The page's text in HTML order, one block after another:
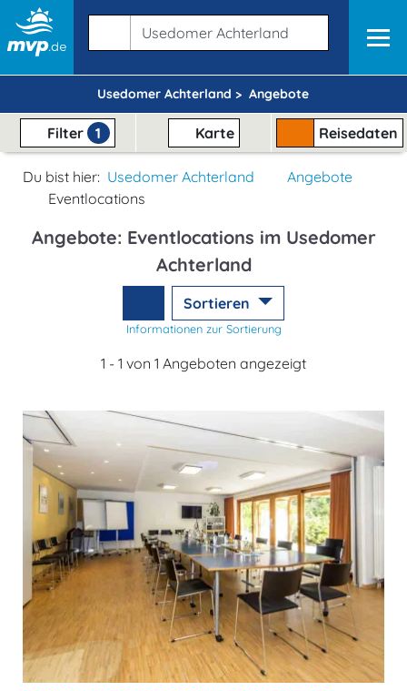
Usedomer Achterland > Angebote
Filter 1 Karte Reisedaten
Du bist hier: Usedomer Achterland
Angebote
Eventlocations
Angebote: Eventlocations im Usedomer
Achterland
Sortieren
Informationen zur Sortierung
1 - 1 von 1 Angeboten angezeigt